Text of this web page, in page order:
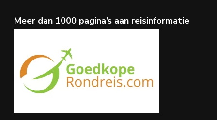
Meer dan 1000 pagina’s aan reisinformatie